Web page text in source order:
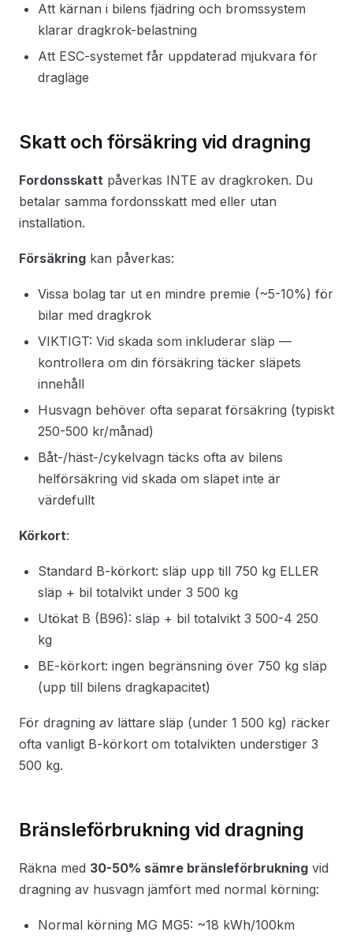
Att kärnan i bilens fjädring och bromssystem
klarar dragkrok-belastning
Att ESC-systemet får uppdaterad mjukvara för
dragläge
Skatt och försäkring vid dragning
Fordonsskatt påverkas INTE av dragkroken. Du
betalar samma fordonsskatt med eller utan
installation.
Försäkring kan påverkas:
Vissa bolag tar ut en mindre premie (~5-10%) för
bilar med dragkrok
VIKTIGT: Vid skada som inkluderar släp —
kontrollera om din försäkring täcker släpets
innehåll
Husvagn behöver ofta separat försäkring (typiskt
250-500 kr/månad)
Båt-/häst-/cykelvagn täcks ofta av bilens
helförsäkring vid skada om släpet inte är
värdefullt
Körkort:
Standard B-körkort: släp upp till 750 kg ELLER
släp + bil totalvikt under 3 500 kg
Utökat B (B96): släp + bil totalvikt 3 500-4 250
kg
BE-körkort: ingen begränsning över 750 kg släp
(upp till bilens dragkapacitet)
För dragning av lättare släp (under 1 500 kg) räcker
ofta vanligt B-körkort om totalvikten understiger 3
500 kg.
Bränsleförbrukning vid dragning
Räkna med 30-50% sämre bränsleförbrukning vid
dragning av husvagn jämfört med normal körning:
Normal körning MG MG5: ~18 kWh/100km